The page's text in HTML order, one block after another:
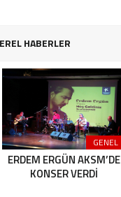
HABERLER
GENEL
ERDEM ERGÜN AKSM’DE
KONSER VERDİ